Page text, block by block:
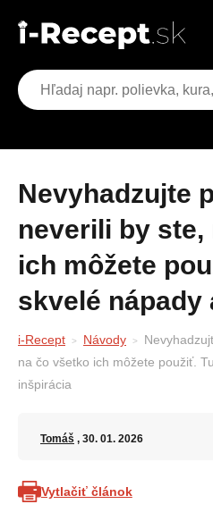
Nevyhadzujte plechovky,
neverili by
ich môžete
skvelé nápady
i-Recept Návody
na čo všetko ich môžete použiť.
inšpirácia
Tomáš , 30. 01. 2026
Vytlačiť článok